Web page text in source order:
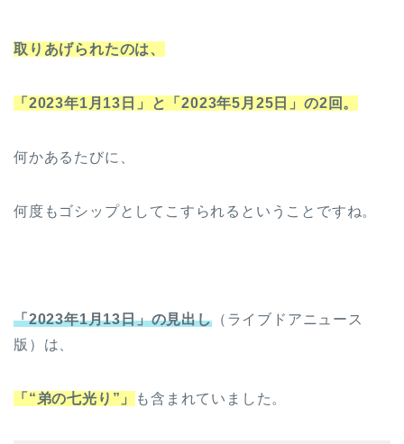
取りあげられたのは、
「2023年1月13日」と「2023年5月25日」の2回。
何かあるたびに、
何度もゴシップとしてこすられるということですね。
「2023年1月13日」の見出し（ライブドアニュース
版）は、
「“弟の七光り”」 も含まれていました。